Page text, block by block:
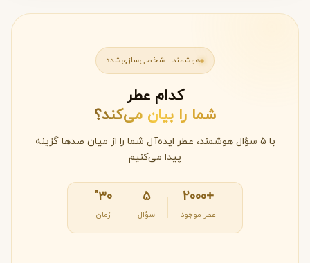
هوشمند · شخصی‌سازی‌شده
کدام عطر
شما را بیان می‌کند؟
با ۵ سؤال هوشمند، عطر ایده‌آل شما را از میان صدها گزینه
پیدا می‌کنیم
+2000
عطر موجود
۵
سؤال
۳۰"
زمان